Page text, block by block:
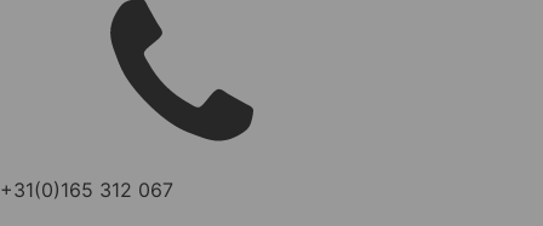
+31(0)165 312 067